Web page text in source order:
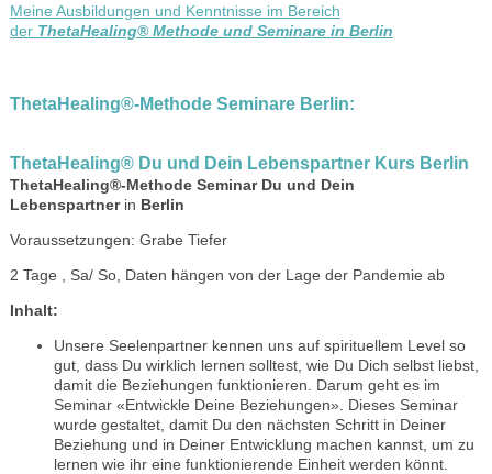
Meine Ausbildungen und Kenntnisse im Bereich
der ThetaHealing® Methode und Seminare in Berlin
ThetaHealing®-Methode Seminare Berlin:
ThetaHealing® Du und Dein Lebenspartner Kurs Berlin
ThetaHealing®-Methode Seminar Du und Dein
Lebenspartner in Berlin
Voraussetzungen: Grabe Tiefer
2 Tage , Sa/ So, Daten hängen von der Lage der Pandemie ab
Inhalt:
Unsere Seelenpartner kennen uns auf spirituellem Level so
gut, dass Du wirklich lernen solltest, wie Du Dich selbst liebst,
damit die Beziehungen funktionieren. Darum geht es im
Seminar «Entwickle Deine Beziehungen». Dieses Seminar
wurde gestaltet, damit Du den nächsten Schritt in Deiner
Beziehung und in Deiner Entwicklung machen kannst, um zu
lernen wie ihr eine funktionierende Einheit werden könnt.